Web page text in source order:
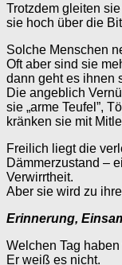
Trotzdem gleiten
sie hoch über die
Solche Menschen
Oft aber sind sie
dann geht es ihnen
Die angeblich
sie „arme Teufel”,
kränken sie mit
Freilich liegt die
Dämmerzustand –
Verwirrtheit.
Aber sie wird zu
Erinnerung,
Welchen Tag
Er weiß es nicht.